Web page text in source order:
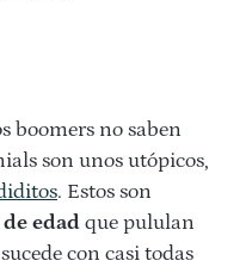
boomers no saben
son unos utópicos,
. Estos son
edadque pululan
con casi todas